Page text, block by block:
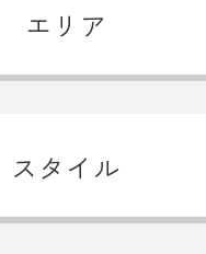
エリア
スタイル